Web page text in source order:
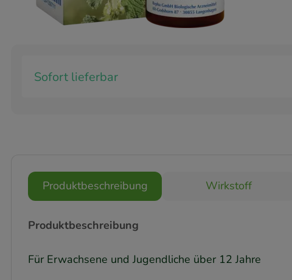
Sofort lieferbar
Produktbeschreibung Wirkstoff
Produktbeschreibung
Für Erwachsene und Jugendliche über 12 Jahre